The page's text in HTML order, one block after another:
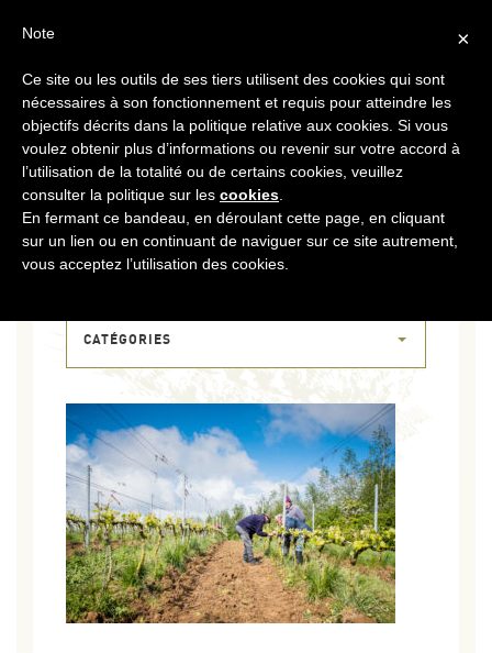
MENU
DSCF0062
CATÉGORIES
×
Note
Ce site ou les outils de ses tiers utilisent des cookies qui sont
nécessaires à son fonctionnement et requis pour atteindre les
objectifs décrits dans la politique relative aux cookies. Si vous
voulez obtenir plus d’informations ou revenir sur votre accord à
l’utilisation de la totalité ou de certains cookies, veuillez
consulter la politique sur les cookies
En fermant ce bandeau, en déroulant cette page, en cliquant
sur un lien ou en continuant de naviguer sur ce site autrement,
vous acceptez l’utilisation des cookies.